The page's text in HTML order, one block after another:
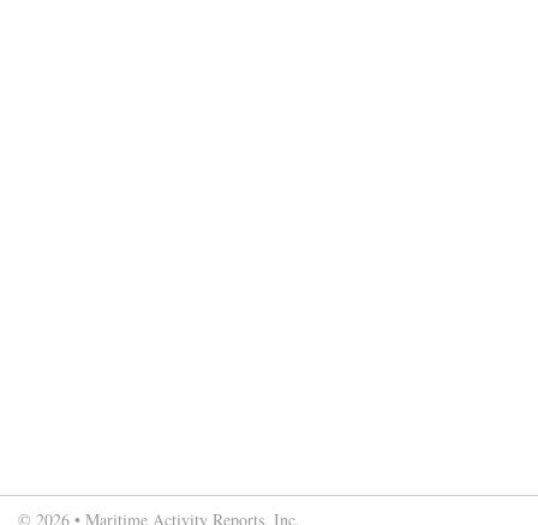
© 2026 • Maritime Activity Reports, Inc.